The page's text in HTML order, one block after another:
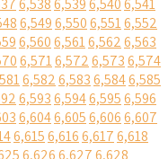
6,5386,5396,5406,541
6,5496,5506,5516,552
6,5606,5616,5626,563
6,5716,5726,5736,574
6,5826,5836,5846,585
6,5936,5946,5956,596
6,6046,6056,6066,607
6,6156,6166,6176,618